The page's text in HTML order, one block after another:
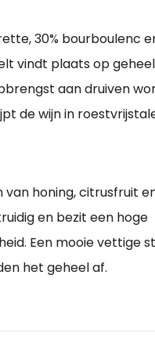
30% bourboulenc
vindt plaats op geheel
aan druiven
de wijn in
honing, citrusfruit
en bezit een hoge
Een mooie vettige
het geheel af.